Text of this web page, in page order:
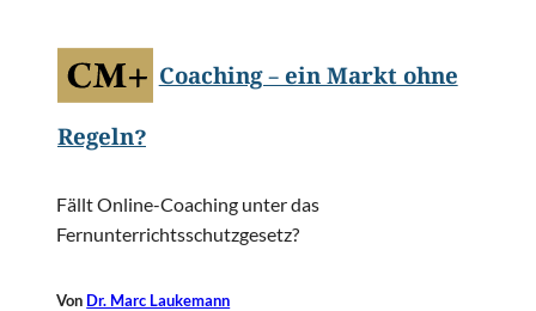
Coaching – ein Markt ohne
Regeln?
Fällt Online-Coaching unter das
Fernunterrichtsschutzgesetz?
Von Dr. Marc Laukemann